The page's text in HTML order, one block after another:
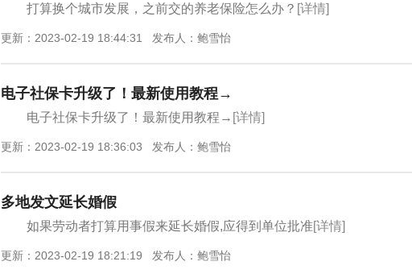
打算换个城市发展，之前交的养老保险怎么办？ [详情]
更新：2023-02-19 18:44:31 发布人：鲍雪怡
电子社保卡升级了！最新使用教程→
电子社保卡升级了！最新使用教程→ [详情]
更新：2023-02-19 18:36:03 发布人：鲍雪怡
多地发文延长婚假
如果劳动者打算用事假来延长婚假,应得到单位批准[详情]
更新：2023-02-19 18:21:19 发布人：鲍雪怡